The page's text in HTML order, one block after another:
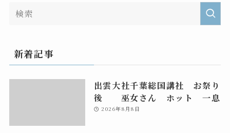
新着記事
出雲大社千葉総国講社 お祭り
後 巫女さん ホット 一息
2026年8月8日